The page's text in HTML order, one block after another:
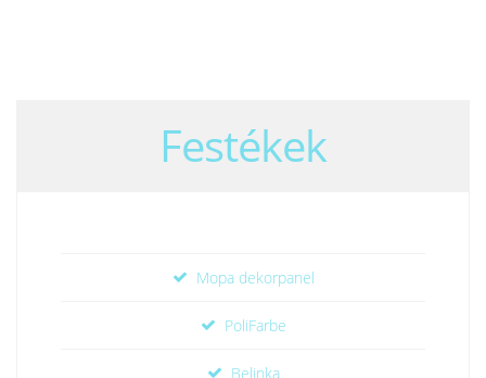
Festékek
Mopa dekorpanel
PoliFarbe
Belinka